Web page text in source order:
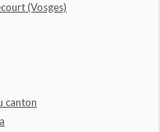
(Vosges)
canton